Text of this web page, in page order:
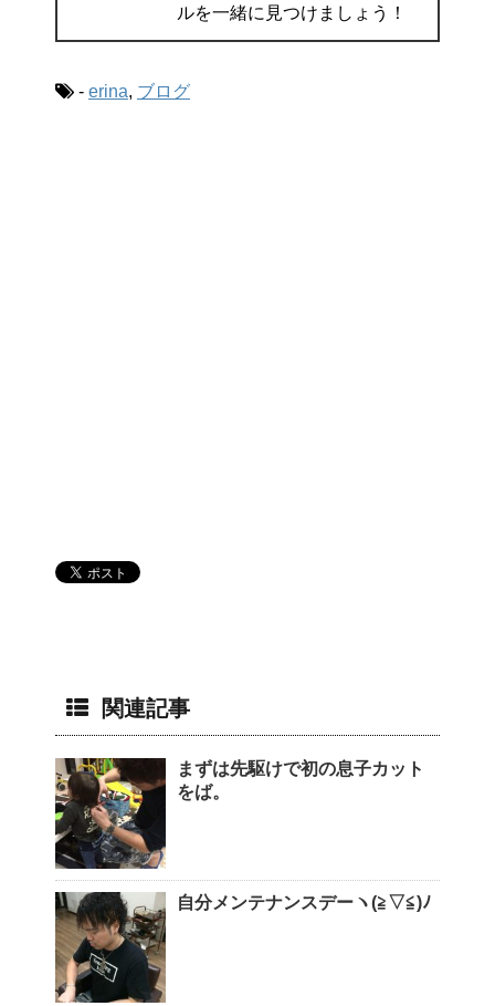
ルを一緒に見つけましょう！
- erina, ブログ
関連記事
まずは先駆けで初の息子カット
をば。
自分メンテナンスデーヽ(≧▽≦)ﾉ